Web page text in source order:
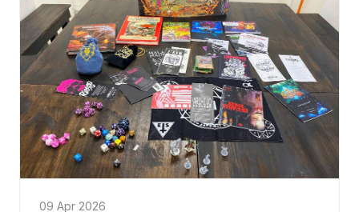
09 Apr 2026